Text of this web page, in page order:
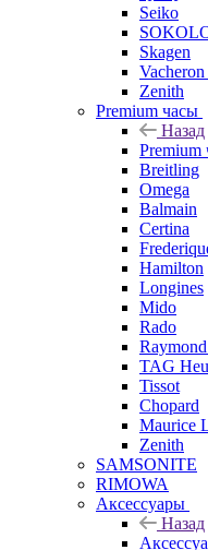
Seiko
Skagen
Zenith
Premium часы
Назад
Premium
Breitling
Omega
Balmain
Certina
Hamilton
Longines
Mido
Rado
TAG
Tissot
Chopard
Maurice
Zenith
SAMSONITE
RIMOWA
Аксессуары
Назад